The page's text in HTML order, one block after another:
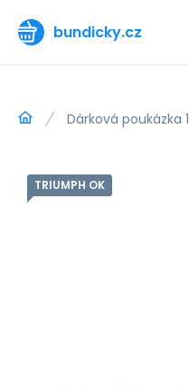
bundicky.cz
Dárková poukázka 1
TRIUMPH OK